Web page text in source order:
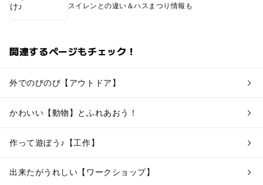
スイレンとの違い＆ハスまつり情報も
関連するページもチェック！
外でのびのび【アウトドア】
かわいい【動物】とふれあおう！
作って遊ぼう♪【工作】
出来たがうれしい【ワークショップ】